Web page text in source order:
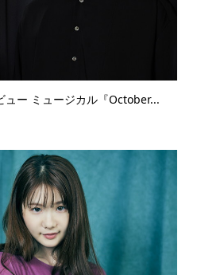
ュー ミュージカル『October...